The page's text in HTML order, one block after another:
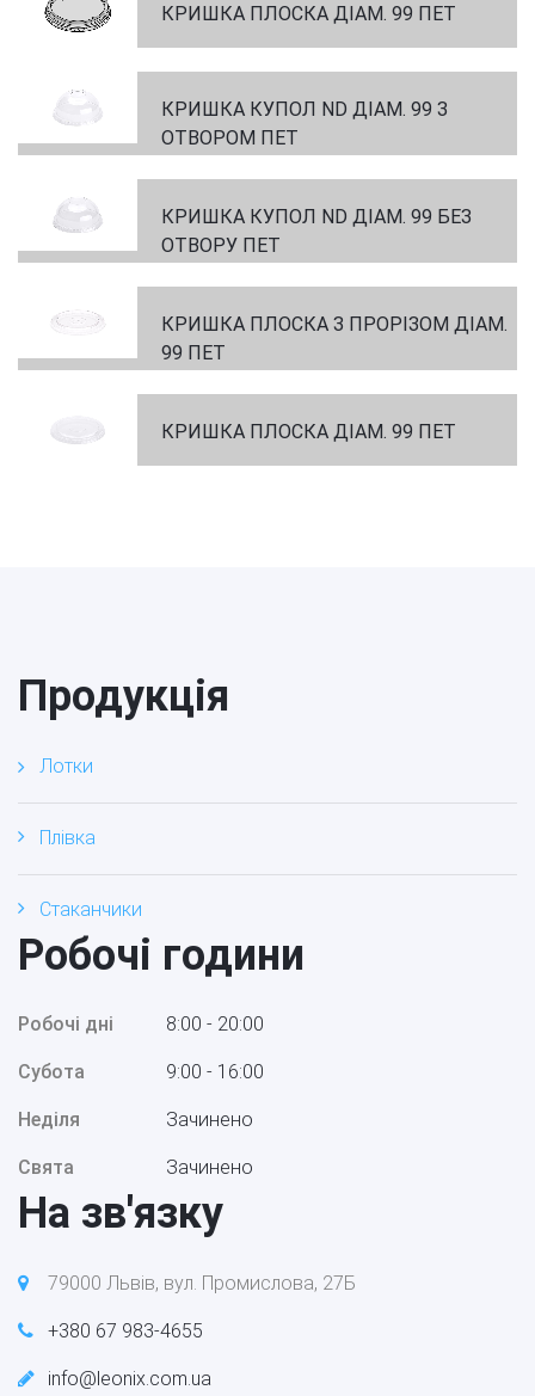
КРИШКА ПЛОСКА ДІАМ. 99 ПЕТ
КРИШКА КУПОЛ ND ДІАМ. 99 З
ОТВОРОМ ПЕТ
КРИШКА КУПОЛ ND ДІАМ. 99 БЕЗ
ОТВОРУ ПЕТ
КРИШКА ПЛОСКА З ПРОРІЗОМ ДІАМ.
99 ПЕТ
КРИШКА ПЛОСКА ДІАМ. 99 ПЕТ
Продукція
Лотки
Плівка
Стаканчики
Робочі години
Робочі дні 8:00 - 20:00
Субота 9:00 - 16:00
Неділя Зачинено
Свята Зачинено
На зв'язку
79000 Львів, вул. Промислова, 27Б
+380 67 983-4655
info@leonix.com.ua